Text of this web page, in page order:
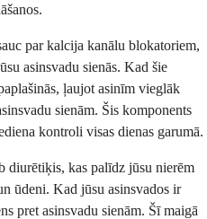
par kalcija kanālu blokatoriem,
asinsvadu sienās. Kad šie
ļaujot asinīm vieglāk
sienām. Šis komponents
kontroli visas dienas garumā.
diurētiķis, kas palīdz jūsu nierēm
ūdeni. Kad jūsu asinsvados ir
pret asinsvadu sienām. Šī maigā